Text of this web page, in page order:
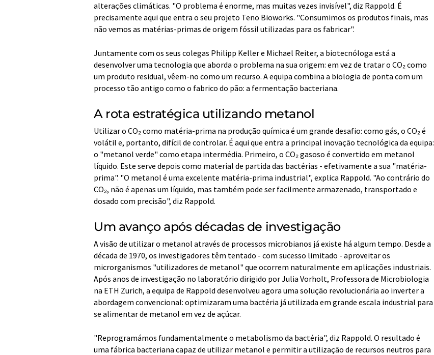
alterações climáticas. "O problema é enorme, mas muitas vezes invisível", diz Rappold. É
precisamente aqui que entra o seu projeto Teno Bioworks. "Consumimos os produtos finais, mas
não vemos as matérias-primas de origem fóssil utilizadas para os fabricar".
Juntamente com os seus colegas Philipp Keller e Michael Reiter, a biotecnóloga está a
desenvolver uma tecnologia que aborda o problema na sua origem: em vez de tratar o CO₂ como
um produto residual, vêem-no como um recurso. A equipa combina a biologia de ponta com um
processo tão antigo como o fabrico do pão: a fermentação bacteriana.
A rota estratégica utilizando metanol
Utilizar o CO₂ como matéria-prima na produção química é um grande desafio: como gás, o CO₂ é
volátil e, portanto, difícil de controlar. É aqui que entra a principal inovação tecnológica da equipa:
o "metanol verde" como etapa intermédia. Primeiro, o CO₂ gasoso é convertido em metanol
líquido. Este serve depois como material de partida das bactérias - efetivamente a sua "matéria-
prima". "O metanol é uma excelente matéria-prima industrial", explica Rappold. "Ao contrário do
CO₂, não é apenas um líquido, mas também pode ser facilmente armazenado, transportado e
dosado com precisão", diz Rappold.
Um avanço após décadas de investigação
A visão de utilizar o metanol através de processos microbianos já existe há algum tempo. Desde a
década de 1970, os investigadores têm tentado - com sucesso limitado - aproveitar os
microrganismos "utilizadores de metanol" que ocorrem naturalmente em aplicações industriais.
Após anos de investigação no laboratório dirigido por Julia Vorholt, Professora de Microbiologia
na ETH Zurich, a equipa de Rappold desenvolveu agora uma solução revolucionária ao inverter a
abordagem convencional: optimizaram uma bactéria já utilizada em grande escala industrial para
se alimentar de metanol em vez de açúcar.
"Reprogramámos fundamentalmente o metabolismo da bactéria", diz Rappold. O resultado é
uma fábrica bacteriana capaz de utilizar metanol e permitir a utilização de recursos neutros para